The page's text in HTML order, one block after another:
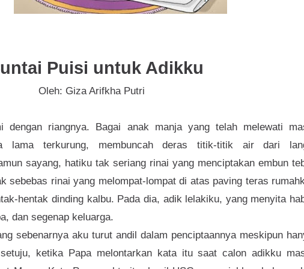
Puisi untuk Adikku
Oleh: Giza Arifkha Putri
dengan riangnya. Bagai anak manja yang telah melewati
lama terkurung, membuncah deras titik-titik air dari
sayang, hatiku tak seriang rinai yang menciptakan embun
sebebas rinai yang melompat-lompat di atas paving teras
hentak dinding kalbu. Pada dia, adik lelakiku, yang menyita
dan segenap keluarga.
sebenarnya aku turut andil dalam penciptaannya meskipun
setuju, ketika Papa melontarkan kata itu saat calon adikku